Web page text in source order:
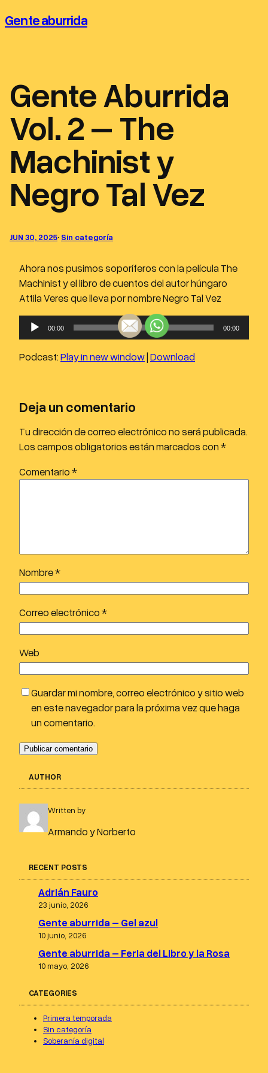
alGente aburrida
Gente Aburrida
Vol. 2 – The
Machinist y
Negro Tal Vez
JUN 30, 2025· Sin categoría
Ahora nos pusimos soporíferos con la película The
Machinist y el libro de cuentos del autor húngaro
Attila Veres que lleva por nombre Negro Tal Vez
e
p
u
c
t
r
o
00:00 00:00
Podcast:Play in new window|Download
Deja un comentario
Tu dirección de correo electrónico no será publicada.
Los campos obligatorios están marcados con*
Comentario*
Nombre*
Correo electrónico*
Web
Guardar mi nombre, correo electrónico y sitio web
en este navegador para la próxima vez que haga
un comentario.
AUTHOR
Written by
Armando y Norberto
RECENT POSTS
Adrián Fauro
23 junio, 2026
Gente aburrida – Gel azul
10 junio, 2026
Gente aburrida – Feria del Libro y la Rosa
10 mayo, 2026
CATEGORIES
Primera temporada
Sin categoría
Soberanía digital